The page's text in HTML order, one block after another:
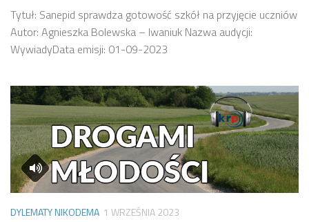
Tytuł: Sanepid sprawdza gotowość szkół na przyjęcie uczniów
Autor: Agnieszka Bolewska – Iwaniuk Nazwa audycji:
WywiadyData emisji: 01-09-2023
DYLEMATY NIKODEMA 1 WRZEŚNIA 2023